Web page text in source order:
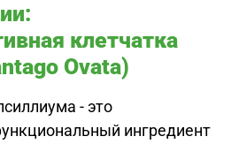
клетчатка
Ovata)
- это
ингредиент